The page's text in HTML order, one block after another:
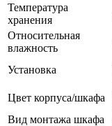
Температура
хранения
Относительная
влажность
Установка
Цвет корпуса/шкафа
Вид монтажа шкафа